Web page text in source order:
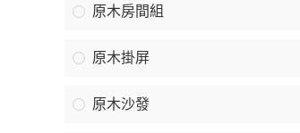
原木房間組
原木掛屏
原木沙發